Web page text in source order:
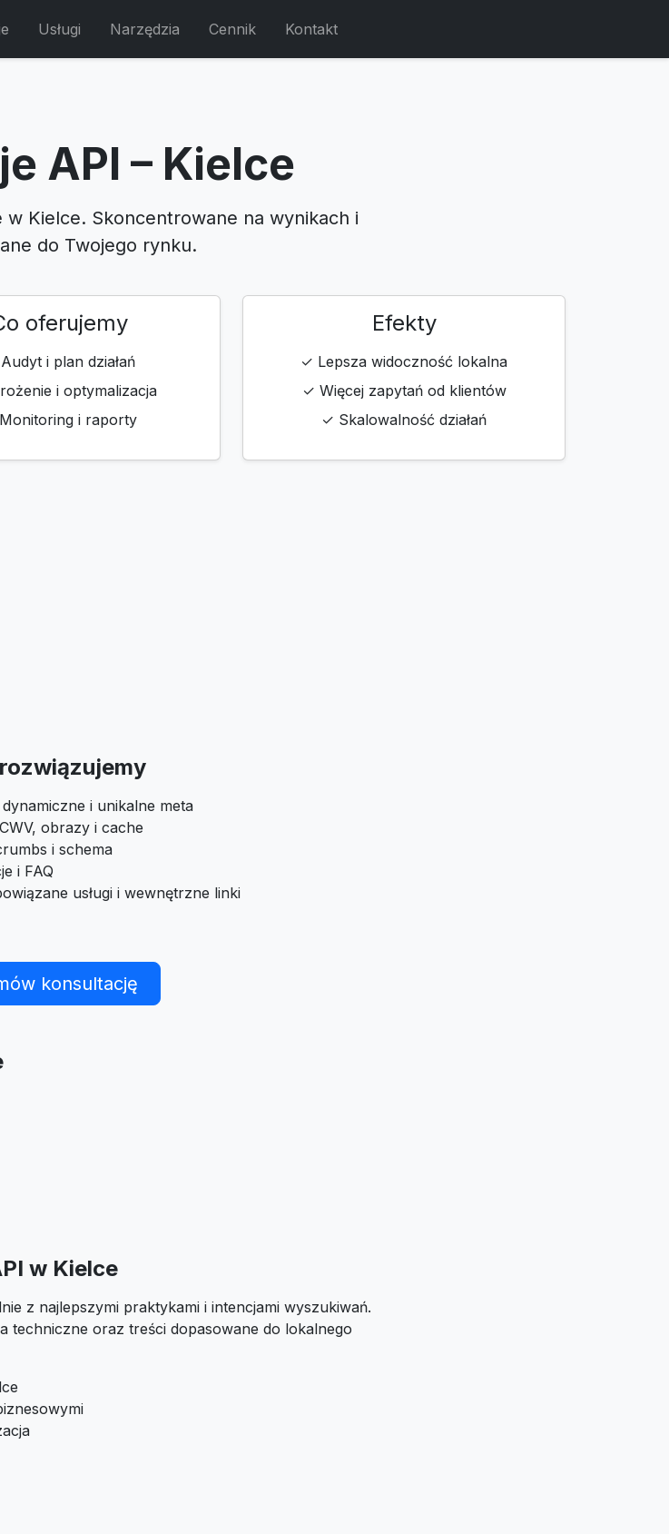
Usługi Narzędzia Cennik Kontakt
API – Kielce
w Kielce. Skoncentrowane na wynikach i
do Twojego rynku.
oferujemy
i plan działań
i optymalizacja
i raporty
Efekty
✓ Lepsza widoczność lokalna
✓ Więcej zapytań od klientów
✓ Skalowalność działań
i unikalne meta
obrazy i cache
i schema
i FAQ
usługi i wewnętrzne linki
konsultację
w Kielce
z najlepszymi praktykami i intencjami wyszukiwań.
techniczne oraz treści dopasowane do lokalnego